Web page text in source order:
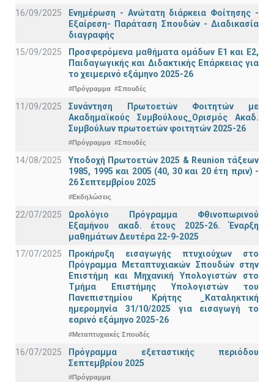
16/09/2025
Ενημέρωση - Ανώτατη διάρκεια Φοίτησης -
Εξαίρεση- Παράταση Σπουδών - Διαδικασία
διαγραφής
15/09/2025
Προσφερόμενα μαθήματα ομάδων Ε1 και Ε2,
Παιδαγωγικής και Διδακτικής Επάρκειας για
το χειμερινό εξάμηνο 2025-26
#Πρόγραμμα #Σπουδές
11/09/2025
Συνάντηση Πρωτοετών Φοιτητών με
Ακαδημαϊκούς Συμβούλους_Ορισμός Ακαδ.
Συμβούλων πρωτοετών φοιτητών 2025-26
#Πρόγραμμα #Σπουδές
14/08/2025
Υποδοχή Πρωτοετών 2025 & Reunion τάξεων
1985, 1995 και 2005 (40, 30 και 20 έτη πριν) -
26 Σεπτεμβρίου 2025
#Εκδηλώσεις
22/07/2025
Ωρολόγιο Πρόγραμμα Φθινοπωρινού
Εξαμήνου ακαδ. έτους 2025-26. Έναρξη
μαθημάτων Δευτέρα 22-9-2025
17/07/2025
Προκήρυξη εισαγωγής πτυχιούχων στo
Πρόγραμμα Μεταπτυχιακών Σπουδών στην
Επιστήμη και Μηχανική Υπολογιστών στο
Τμήμα Eπιστήμης Υπολογιστών του
Πανεπιστημίου Κρήτης _Καταληκτική
ημερομηνία 31/10/2025 για εισαγωγή το
εαρινό εξάμηνο 2025-26
#Μεταπτυχιακές Σπουδές
16/07/2025
Πρόγραμμα εξεταστικής περιόδου
Σεπτεμβρίου 2025
#Πρόγραμμα